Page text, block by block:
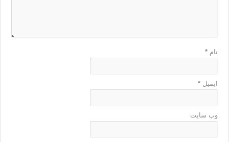
نام*
ایمیل*
وب‌ سایت